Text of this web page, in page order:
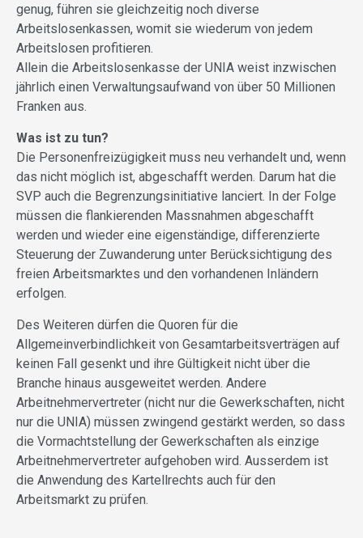
genug, führen sie gleichzeitig noch diverse
Arbeitslosenkassen, womit sie wiederum von jedem
Arbeitslosen profitieren.
Allein die Arbeitslosenkasse der UNIA weist inzwischen
jährlich einen Verwaltungsaufwand von über 50 Millionen
Franken aus.
Was ist zu tun?
Die Personenfreizügigkeit muss neu verhandelt und, wenn
das nicht möglich ist, abgeschafft werden. Darum hat die
SVP auch die Begrenzungsinitiative lanciert. In der Folge
müssen die flankierenden Massnahmen abgeschafft
werden und wieder eine eigenständige, differenzierte
Steuerung der Zuwanderung unter Berücksichtigung des
freien Arbeitsmarktes und den vorhandenen Inländern
erfolgen.
Des Weiteren dürfen die Quoren für die
Allgemeinverbindlichkeit von Gesamtarbeitsverträgen auf
keinen Fall gesenkt und ihre Gültigkeit nicht über die
Branche hinaus ausgeweitet werden. Andere
Arbeitnehmervertreter (nicht nur die Gewerkschaften, nicht
nur die UNIA) müssen zwingend gestärkt werden, so dass
die Vormachtstellung der Gewerkschaften als einzige
Arbeitnehmervertreter aufgehoben wird. Ausserdem ist
die Anwendung des Kartellrechts auch für den
Arbeitsmarkt zu prüfen.